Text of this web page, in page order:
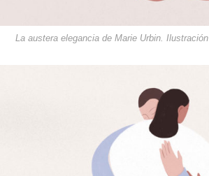
La austera elegancia de Marie Urbin.